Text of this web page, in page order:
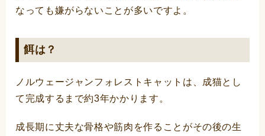
なっても嫌がらないことが多いですよ。
餌は？
ノルウェージャンフォレストキャットは、成猫とし
て完成するまで約3年かかります。
成長期に丈夫な骨格や筋肉を作ることがその後の生